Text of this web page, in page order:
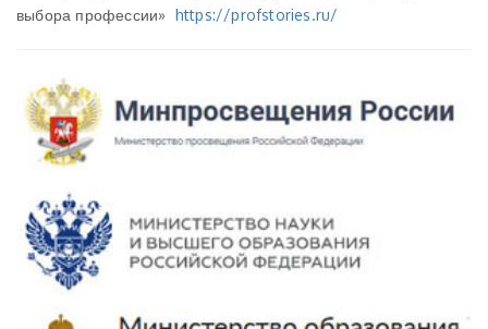
выбора профессии» https://profstories.ru/